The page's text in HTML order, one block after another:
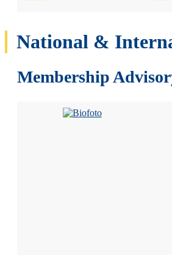
National &
Membership